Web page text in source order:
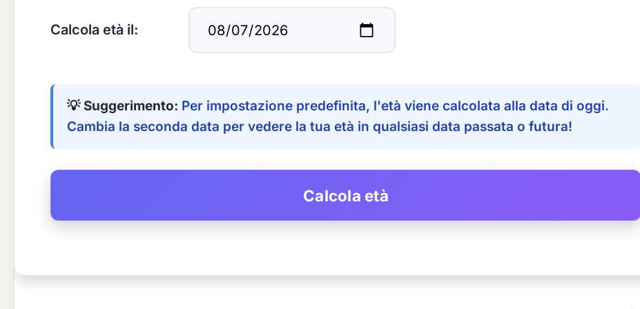
Calcola età il:
💡 Suggerimento: Per impostazione predefinita, l'età viene calcolata alla data di oggi.
Cambia la seconda data per vedere la tua età in qualsiasi data passata o futura!